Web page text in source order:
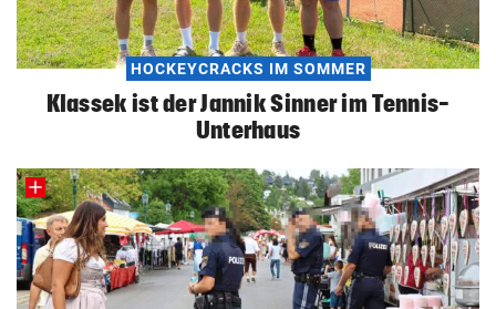
HOCKEYCRACKS IM SOMMER
Klassek ist der Jannik Sinner im Tennis-
Unterhaus